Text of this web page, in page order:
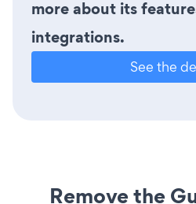
more about its
integrations.
See the
Remove the